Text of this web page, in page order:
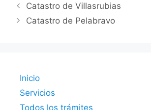
Catastro de Villasrubias
Catastro de Pelabravo
Inicio
Servicios
Todos los trámites